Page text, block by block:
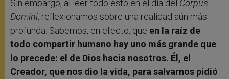
Sin embargo, al leer todo esto en el día del Corpus
Domini, reflexionamos sobre una realidad aún más
profunda. Sabemos, en efecto, que en la raíz de
todo compartir humano hay uno más grande que
lo precede: el de Dios hacia nosotros. Él, el
Creador, que nos dio la vida, para salvarnos pidió